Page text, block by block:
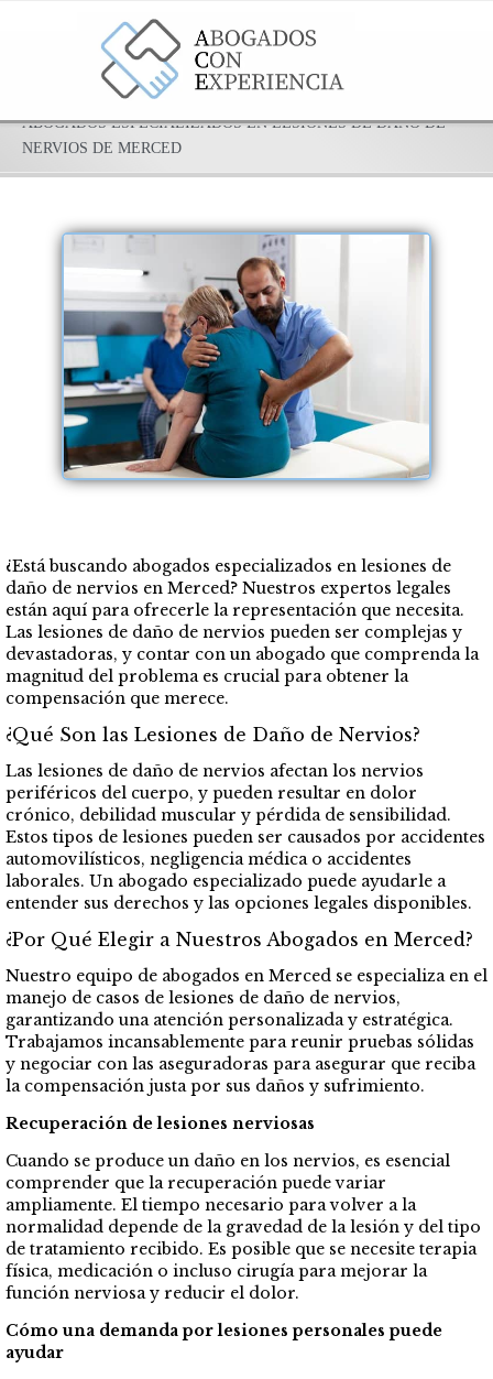
ABOGADOS ESPECIALIZADOS EN LESIONES DE DAÑO DE
NERVIOS DE MERCED
¿Está buscando abogados especializados en lesiones de
daño de nervios en Merced? Nuestros expertos legales
están aquí para ofrecerle la representación que necesita.
Las lesiones de daño de nervios pueden ser complejas y
devastadoras, y contar con un abogado que comprenda la
magnitud del problema es crucial para obtener la
compensación que merece.
¿Qué Son las Lesiones de Daño de Nervios?
Las lesiones de daño de nervios afectan los nervios
periféricos del cuerpo, y pueden resultar en dolor
crónico, debilidad muscular y pérdida de sensibilidad.
Estos tipos de lesiones pueden ser causados por accidentes
automovilísticos, negligencia médica o accidentes
laborales. Un abogado especializado puede ayudarle a
entender sus derechos y las opciones legales disponibles.
¿Por Qué Elegir a Nuestros Abogados en Merced?
Nuestro equipo de abogados en Merced se especializa en el
manejo de casos de lesiones de daño de nervios,
garantizando una atención personalizada y estratégica.
Trabajamos incansablemente para reunir pruebas sólidas
y negociar con las aseguradoras para asegurar que reciba
la compensación justa por sus daños y sufrimiento.
Recuperación de lesiones nerviosas
Cuando se produce un daño en los nervios, es esencial
comprender que la recuperación puede variar
ampliamente. El tiempo necesario para volver a la
normalidad depende de la gravedad de la lesión y del tipo
de tratamiento recibido. Es posible que se necesite terapia
física, medicación o incluso cirugía para mejorar la
función nerviosa y reducir el dolor.
Cómo una demanda por lesiones personales puede
ayudar